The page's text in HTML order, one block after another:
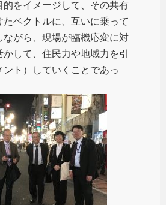
的をイメージして、その共有
ベクトルに、互いに乗って
ながら、現場が臨機応変に対
して、住民力や地域力を引
ント）していくことであっ